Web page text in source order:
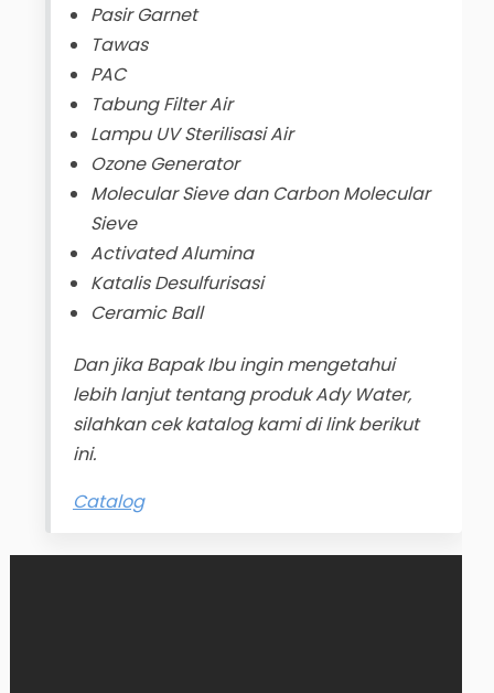
Pasir Garnet
Tawas
PAC
Tabung Filter Air
Lampu UV Sterilisasi Air
Ozone Generator
Molecular Sieve dan Carbon Molecular
Sieve
Activated Alumina
Katalis Desulfurisasi
Ceramic Ball
Dan jika Bapak Ibu ingin mengetahui
lebih lanjut tentang produk Ady Water,
silahkan cek katalog kami di link berikut
ini.
Catalog